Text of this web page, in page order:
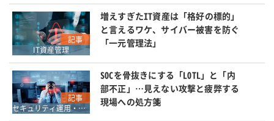
記事
IT資産管理
増えすぎたIT資産は「格好の標的」
と言えるワケ、サイバー被害を防ぐ
「一元管理法」
記事
セキュリティ運用・SOC・SIEM・ログ管理
SOCを骨抜きにする「LOTL」と「内
部不正」…見えない攻撃と疲弊する
現場への処方箋